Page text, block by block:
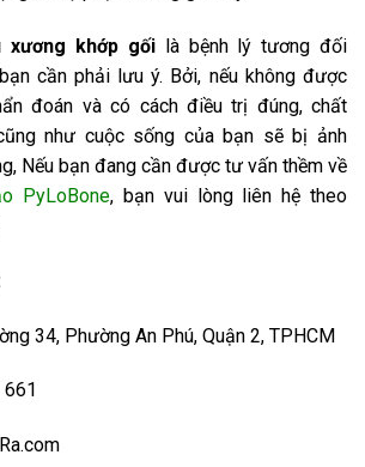
xương khớp gối là bệnh lý tương đối
cần phải lưu ý. Bởi, nếu không được
đoán và có cách điều trị đúng, chất
như cuộc sống của bạn sẽ bị ảnh
Nếu bạn đang cần được tư vấn thềm về
PyLoBone, bạn vui lòng liên hệ theo
34, Phường An Phú, Quận 2, TPHCM